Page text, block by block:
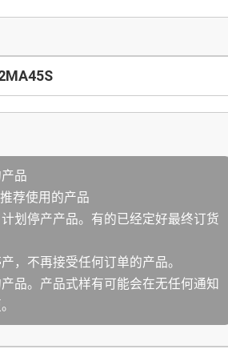
品
荐使用的产品
划停产产品。有的已经定好最终订货
，不再接受任何订单的产品。
品。产品式样有可能会在无任何通知